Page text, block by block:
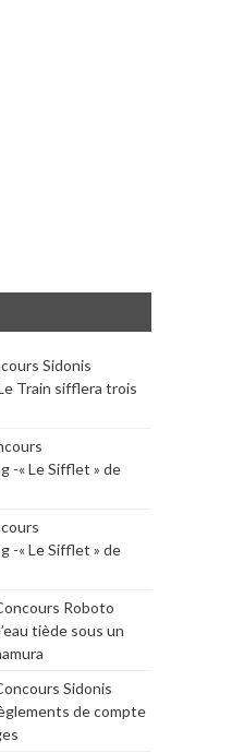
Sidonis
Train sifflera trois
-« Le Sifflet » de
-« Le Sifflet » de
Roboto
tiède sous un
Sidonis
de compte